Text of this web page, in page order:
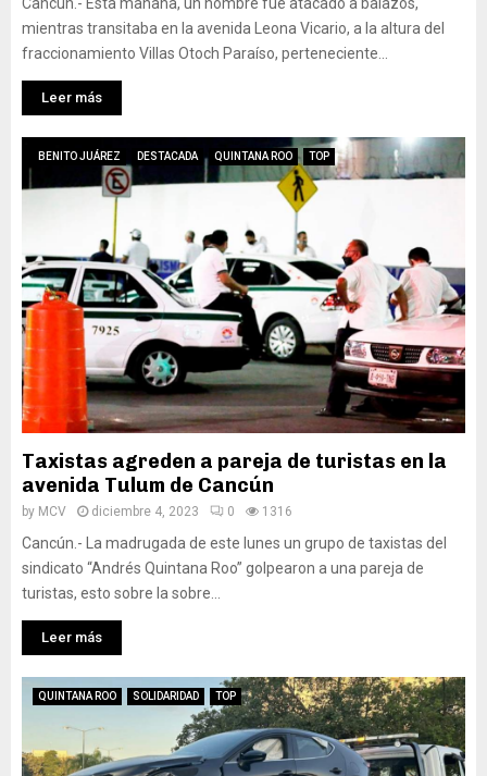
mientras transitaba en la avenida Leona Vicario, a la altura del
fraccionamiento Villas Otoch Paraíso, perteneciente...
Leer más
BENITO JUÁREZ DESTACADA QUINTANA ROO TOP
Taxistas agreden a pareja de turistas en la
avenida Tulum de Cancún
by MCV diciembre 4, 2023 0 1316
Cancún.- La madrugada de este lunes un grupo de taxistas del
sindicato “Andrés Quintana Roo” golpearon a una pareja de
turistas, esto sobre la sobre...
Leer más
QUINTANA ROO SOLIDARIDAD TOP